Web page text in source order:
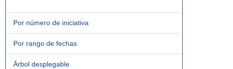
Por número de iniciativa
Por rango de fechas
Árbol desplegable